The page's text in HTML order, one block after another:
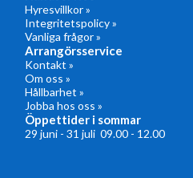
Hyresvillkor »
Integritetspolicy »
Vanliga frågor »
Arrangörsservice
Kontakt »
Om oss »
Hållbarhet »
Jobba hos oss »
Öppettider i sommar
29 juni - 31 juli 09.00 - 12.00